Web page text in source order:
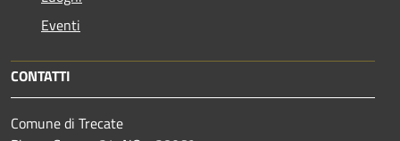
Eventi
CONTATTI
Comune di Trecate